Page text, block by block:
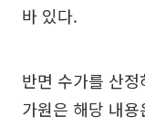
바 있다.
반면 수가를 산
가원은 해당 내